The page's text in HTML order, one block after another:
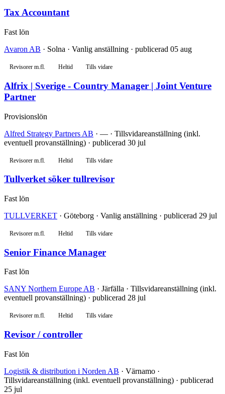
Tax Accountant
Fast lön
Avaron AB · Solna · Vanlig anställning · publicerad 05 aug
Revisorer m.fl. Heltid Tills vidare
Alfrix | Sverige - Country Manager | Joint Venture
Partner
Provisionslön
Alfred Strategy Partners AB · — · Tillsvidareanställning (inkl.
eventuell provanställning) · publicerad 30 jul
Revisorer m.fl. Heltid Tills vidare
Tullverket söker tullrevisor
Fast lön
TULLVERKET · Göteborg · Vanlig anställning · publicerad 29 jul
Revisorer m.fl. Heltid Tills vidare
Senior Finance Manager
Fast lön
SANY Northern Europe AB · Järfälla · Tillsvidareanställning (inkl.
eventuell provanställning) · publicerad 28 jul
Revisorer m.fl. Heltid Tills vidare
Revisor / controller
Fast lön
Logistik & distribution i Norden AB · Värnamo ·
Tillsvidareanställning (inkl. eventuell provanställning) · publicerad
25 jul